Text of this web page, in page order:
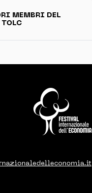
MEMBRI DEL
TOLC